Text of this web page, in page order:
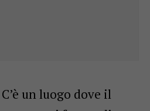
un luogo dove il